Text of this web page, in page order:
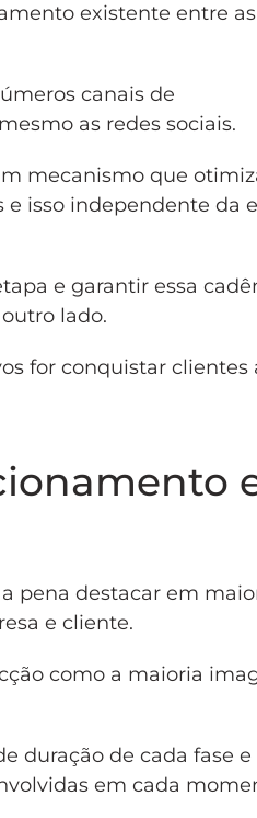
existente entre as
canais de
as redes sociais.
mecanismo que
isso independente da
e garantir essa
lado.
for conquistar clientes
pena destacar em
e cliente.
como a maioria
duração de cada fase e
em cada